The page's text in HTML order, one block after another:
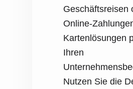
Geschäftsreisen
Online-
Kartenlösungen
Ihren
Nutzen Sie die